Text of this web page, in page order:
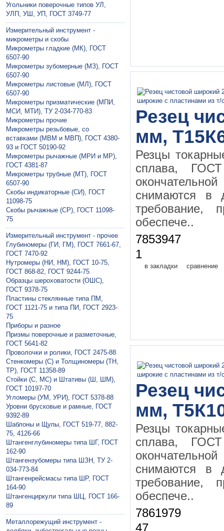
Угольники поверочные типов УЛ,
УЛП, УШ, УП, ГОСТ 3749-77
Измерительный инструмент -
микрометры и скобы
Микрометры гладкие (МК), ГОСТ
6507-90
Микрометры зубомерные (МЗ), ГОСТ
6507-90
Микрометры листовые (МЛ), ГОСТ
6507-90
Микрометры призматические (МПИ,
МСИ, МТИ), ТУ 2-034-770-83
Микрометры прочие
Микрометры резьбовые, со
вставками (МВМ и МВП), ГОСТ 4380-
93 и ГОСТ 50190-92
Микрометры рычажные (МРИ и МР),
ГОСТ 4381-87
Микрометры трубные (МТ), ГОСТ
6507-90
Скобы индикаторные (СИ), ГОСТ
11098-75
Скобы рычажные (СР), ГОСТ 11098-
75
Измерительный инструмент - прочее
Глубиномеры (ГИ, ГМ), ГОСТ 7661-67,
ГОСТ 7470-92
Нутромеры (НИ, НМ), ГОСТ 10-75,
ГОСТ 868-82, ГОСТ 9244-75
Образцы шероховатости (ОШС),
ГОСТ 9378-75
Пластины стеклянные типа ПМ,
ГОСТ 1121-75 и типа ПИ, ГОСТ 2923-
75
Приборы и разное
Призмы поверочные и разметочные,
ГОСТ 5641-82
Проволочки и ролики, ГОСТ 2475-88
Стенкомеры (С) и Толщиномеры (ТН,
ТР), ГОСТ 11358-89
Стойки (С, МС) и Штативы (Ш, ШМ),
ГОСТ 10197-70
Угломеры (УМ, УРИ), ГОСТ 5378-88
Уровни брусковые и рамные, ГОСТ
9392-89
Шаблоны и Щупы, ГОСТ 519-77, 882-
75, 4126-66
Штангенглубиномеры типа ШГ, ГОСТ
162-90
Штангензубомеры типа ШЗН, ТУ 2-
034-773-84
Штангенрейсмасы типа ШР, ГОСТ
164-90
Штангенциркули типа ШЦ, ГОСТ 166-
89
Металлорежущий инструмент -
Резец
мм,
Резцы
сплава,
снимаются в
требование,
обеспече..
7853947
1
в закладки сравнение
Резец
мм,
Резцы
сплава,
снимаются в
требование,
обеспече..
7861979
47